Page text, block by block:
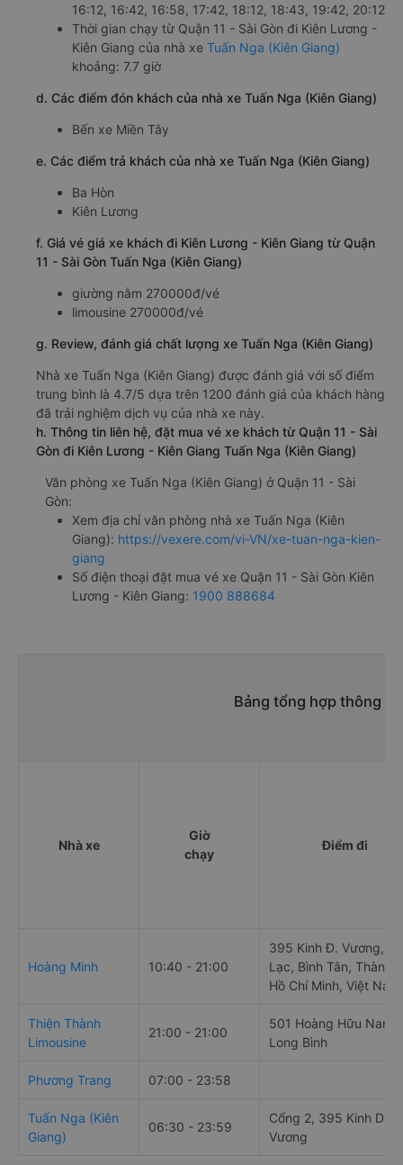
16:12, 16:42, 16:58, 17:42, 18:12, 18:43, 19:42, 20:12
Thời gian chạy từ Quận 11 - Sài Gòn đi Kiên Lương -
Kiên Giang của nhà xe Tuấn Nga (Kiên Giang)
khoảng: 7.7 giờ
d. Các điểm đón khách của nhà xe Tuấn Nga (Kiên Giang)
Bến xe Miền Tây
e. Các điểm trả khách của nhà xe Tuấn Nga (Kiên Giang)
Ba Hòn
Kiên Lương
f. Giá vé giá xe khách đi Kiên Lương - Kiên Giang từ Quận
11 - Sài Gòn Tuấn Nga (Kiên Giang)
giường nằm 270000đ/vé
limousine 270000đ/vé
g. Review, đánh giá chất lượng xe Tuấn Nga (Kiên Giang)
Nhà xe Tuấn Nga (Kiên Giang) được đánh giá với số điểm
trung bình là 4.7/5 dựa trên 1200 đánh giá của khách hàng
đã trải nghiệm dịch vụ của nhà xe này.
h. Thông tin liên hệ, đặt mua vé xe khách từ Quận 11 - Sài
Gòn đi Kiên Lương - Kiên Giang Tuấn Nga (Kiên Giang)
Văn phòng xe Tuấn Nga (Kiên Giang) ở Quận 11 - Sài
Gòn:
Xem địa chỉ văn phòng nhà xe Tuấn Nga (Kiên
Giang): https://vexere.com/vi-VN/xe-tuan-nga-kien-
giang
Số điện thoại đặt mua vé xe Quận 11 - Sài Gòn Kiên
Lương - Kiên Giang: 1900 888684
Bảng tổng hợp thông
Nhà xe
Giờ
chạy
Điểm đi
Hoàng Minh 10:40 - 21:00
395 Kinh Đ. Vương, An
Lạc, Bình Tân, Thành
Hồ Chí Minh, Việt Nam
Thiện Thành
Limousine
21:00 - 21:00
501 Hoàng Hữu Nam,
Long Bình
Phương Trang 07:00 - 23:58
Tuấn Nga (Kiên
Giang)
06:30 - 23:59
Cổng 2, 395 Kinh
Vương